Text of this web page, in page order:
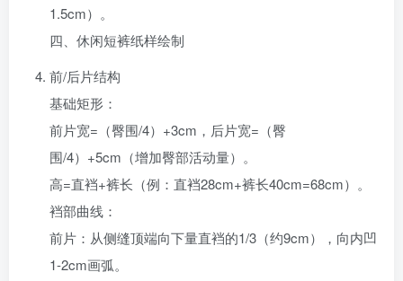
1.5cm）。
四、休闲短裤纸样绘制‌
前/后片结构‌
基础矩形‌：
前片宽=（臀围/4）+3cm，后片宽=（臀
围/4）+5cm（增加臀部活动量）。
高=直裆+裤长（例：直裆28cm+裤长40cm=68cm）。
裆部曲线‌：
前片：从侧缝顶端向下量直裆的1/3（约9cm），向内凹
1-2cm画弧。